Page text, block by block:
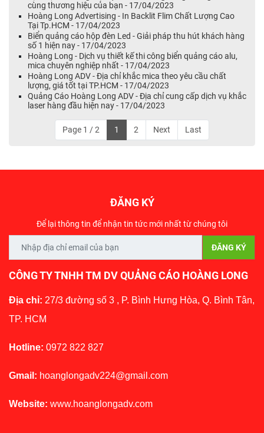
cùng thương hiệu của bạn - 17/04/2023
Hoàng Long Advertising - In Backlit Flim Chất Lượng Cao
Tại Tp.HCM - 17/04/2023
Biển quảng cáo hộp đèn Led - Giải pháp thu hút khách hàng
số 1 hiện nay - 17/04/2023
Hoàng Long - Dịch vụ thiết kế thi công biển quảng cáo alu,
mica chuyên nghiệp nhất - 17/04/2023
Hoàng Long ADV - Địa chỉ khắc mica theo yêu cầu chất
lượng, giá tốt tại TP.HCM - 17/04/2023
Quảng Cáo Hoàng Long ADV - Địa chỉ cung cấp dịch vụ khắc
laser hàng đầu hiện nay - 17/04/2023
Page 1 / 2 1 2 Next Last
ĐĂNG KÝ
Để lại thông tin để nhận tin tức mới nhất từ chúng tôi
CÔNG TY TNHH TM DV QUẢNG CÁO HOÀNG LONG
Địa chỉ: 27/3 đường số 3 , P. Bình Hưng Hòa, Q. Bình Tân,
TP. HCM
Hotline: 0972 822 827
Gmail: hoanglongadv224@gmail.com
Website: www.hoanglongadv.com